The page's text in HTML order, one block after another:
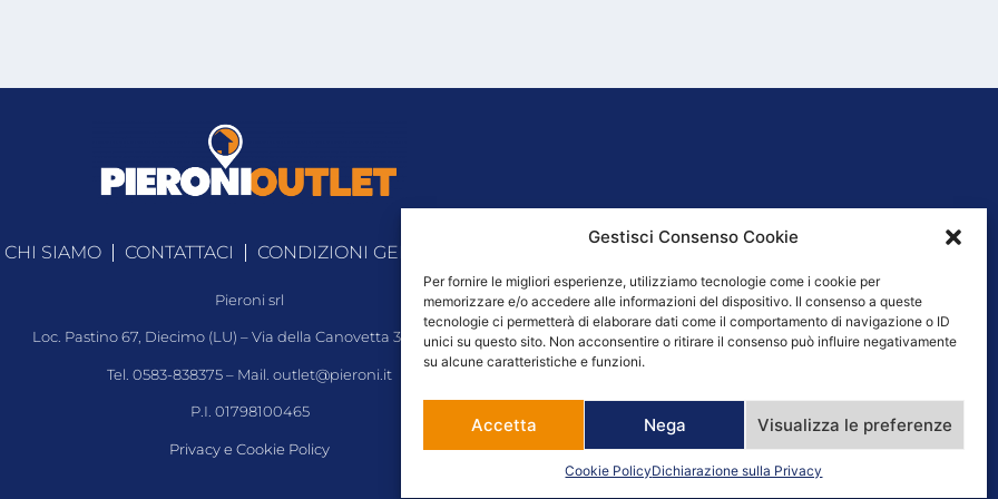
Gestisci Consenso Cookie
Per fornire le migliori esperienze, utilizziamo tecnologie come i cookie per
memorizzare e/o accedere alle informazioni del dispositivo. Il consenso a queste
tecnologie ci permetterà di elaborare dati come il comportamento di navigazione o ID
unici su questo sito. Non acconsentire o ritirare il consenso può influire negativamente
su alcune caratteristiche e funzioni.
Accetta Nega Visualizza le preferenze
Cookie PolicyDichiarazione sulla Privacy
CHI SIAMO CONTATTACI CONDIZIONI GENERALI DI VENDITA
Pieroni srl
Loc. Pastino 67, Diecimo (LU) – Via della Canovetta 341, Lucca
Tel. 0583-838375 – Mail. outlet@pieroni.it
P.I. 01798100465
Privacy e Cookie Policy